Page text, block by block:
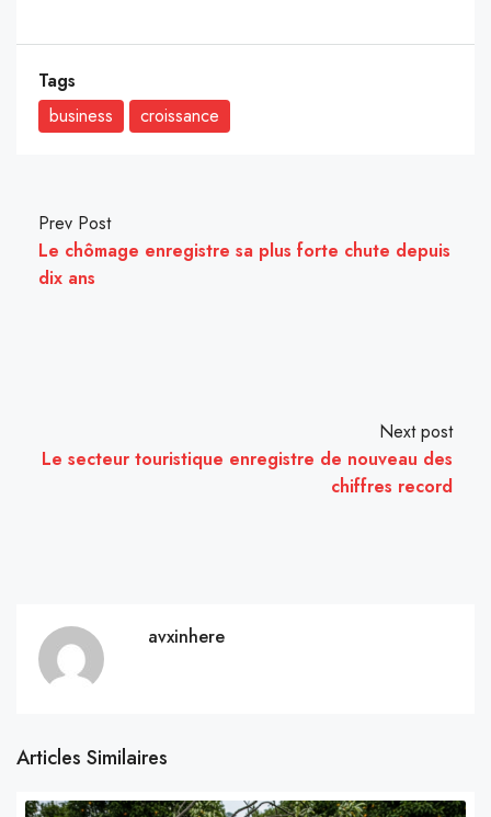
Tags
business
croissance
Prev Post
Le chômage enregistre sa plus forte chute depuis
dix ans
Next post
Le secteur touristique enregistre de nouveau des
chiffres record
avxinhere
Articles Similaires